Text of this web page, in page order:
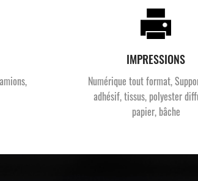
IMPRESSIONS
Numérique tout format,
adhésif, tissus, polyester
papier, bâche